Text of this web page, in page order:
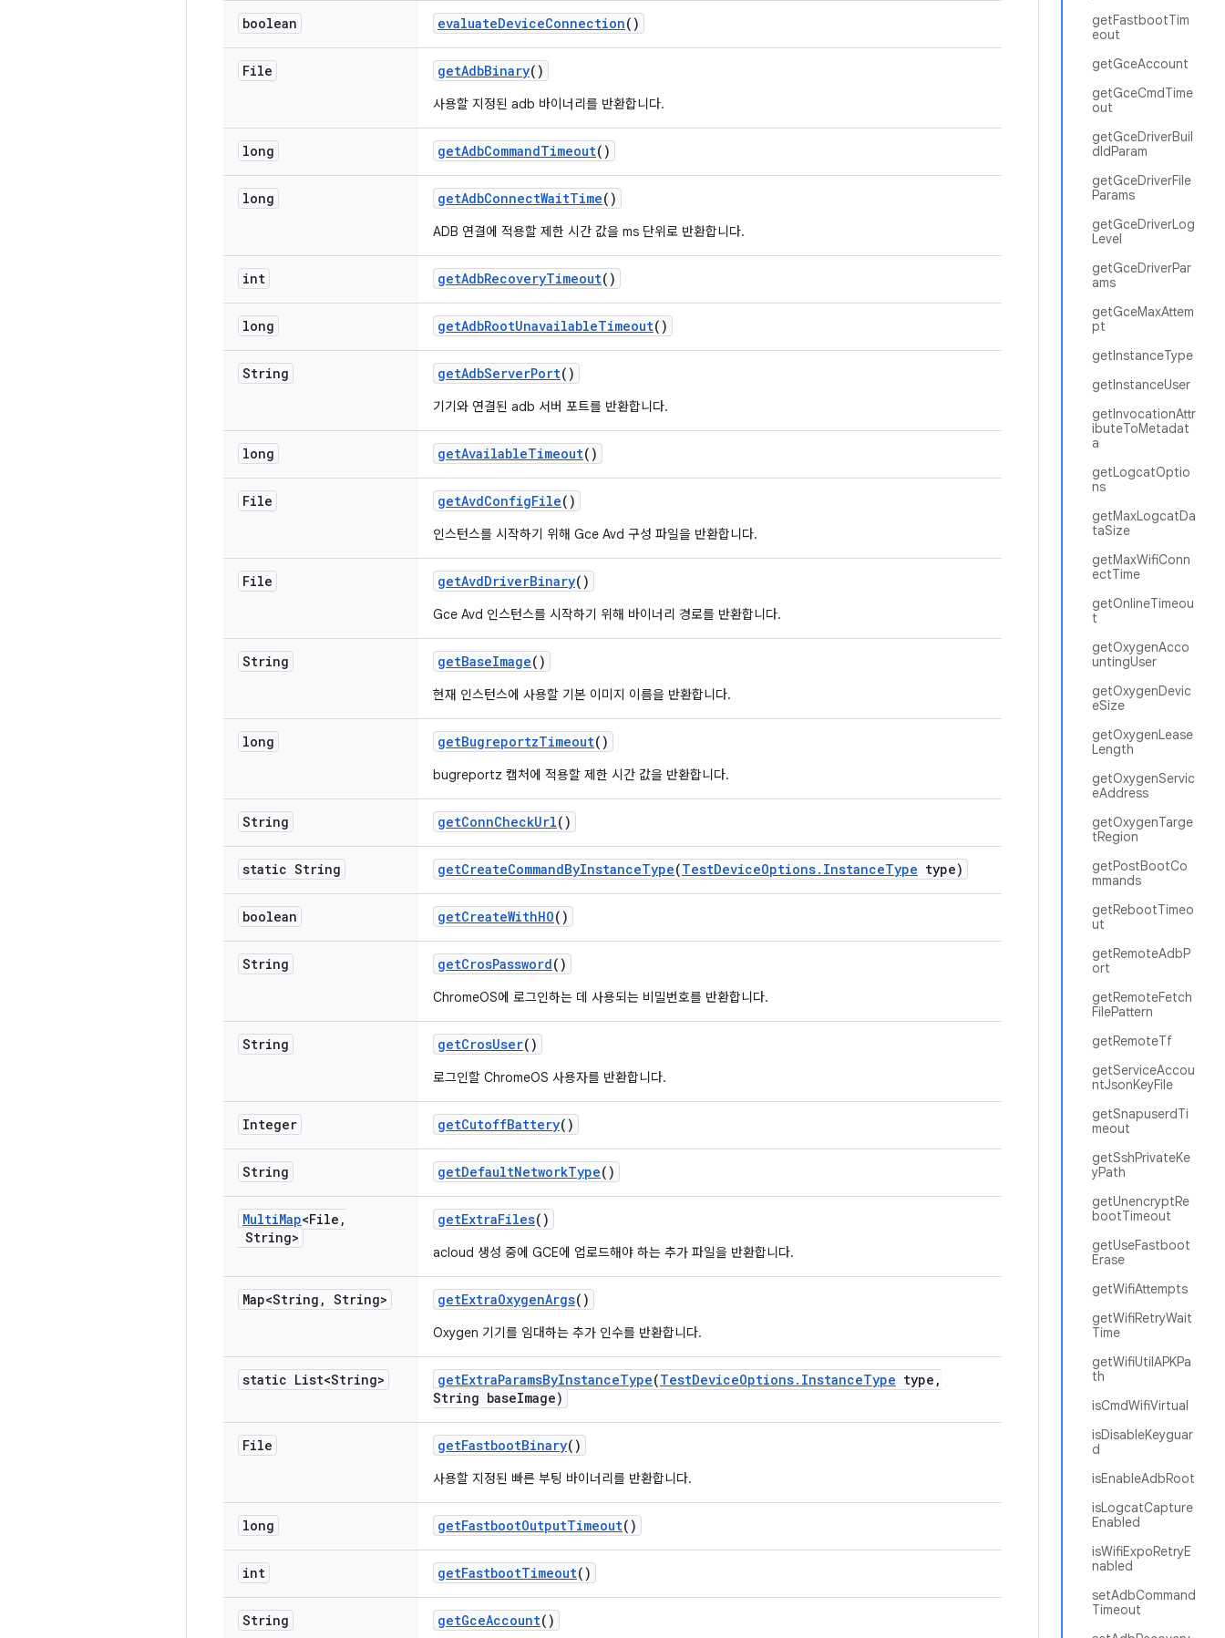
getFastbootTim
eout
getGceAccount
getGceCmdTime
out
getGceDriverBuil
dIdParam
getGceDriverFile
Params
getGceDriverLog
Level
getGceDriverPar
ams
getGceMaxAttem
pt
getInstanceType
getInstanceUser
getInvocationAttr
ibuteToMetadat
a
getLogcatOptio
ns
getMaxLogcatDa
taSize
getMaxWifiConn
ectTime
getOnlineTimeou
t
getOxygenAcco
untingUser
getOxygenDevic
eSize
getOxygenLease
Length
getOxygenServic
eAddress
getOxygenTarge
tRegion
getPostBootCo
mmands
getRebootTimeo
ut
getRemoteAdbP
ort
getRemoteFetch
FilePattern
getRemoteTf
getServiceAccou
ntJsonKeyFile
getSnapuserdTi
meout
getSshPrivateKe
yPath
getUnencryptRe
bootTimeout
getUseFastboot
Erase
getWifiAttempts
getWifiRetryWait
Time
getWifiUtilAPKPa
th
isCmdWifiVirtual
isDisableKeyguar
d
isEnableAdbRoot
isLogcatCapture
Enabled
isWifiExpoRetryE
nabled
setAdbCommand
Timeout
boolean evaluateDeviceConnection()
File getAdbBinary()
사용할 지정된 adb 바이너리를 반환합니다.
long getAdbCommandTimeout()
long getAdbConnectWaitTime()
ADB 연결에 적용할 제한 시간 값을 ms 단위로 반환합니다.
int getAdbRecoveryTimeout()
long getAdbRootUnavailableTimeout()
String getAdbServerPort()
기기와 연결된 adb 서버 포트를 반환합니다.
long getAvailableTimeout()
File getAvdConfigFile()
인스턴스를 시작하기 위해 Gce Avd 구성 파일을 반환합니다.
File getAvdDriverBinary()
Gce Avd 인스턴스를 시작하기 위해 바이너리 경로를 반환합니다.
String getBaseImage()
현재 인스턴스에 사용할 기본 이미지 이름을 반환합니다.
long getBugreportzTimeout()
bugreportz 캡처에 적용할 제한 시간 값을 반환합니다.
String getConnCheckUrl()
static String getCreateCommandByInstanceType(TestDeviceOptions. InstanceType type)
boolean getCreateWithHO()
String getCrosPassword()
ChromeOS에 로그인하는 데 사용되는 비밀번호를 반환합니다.
String getCrosUser()
로그인할 ChromeOS 사용자를 반환합니다.
Integer getCutoffBattery()
String getDefaultNetworkType()
MultiMap<File ,
String>
getExtraFiles()
acloud 생성 중에 GCE에 업로드해야 하는 추가 파일을 반환합니다.
Map<String , String> getExtraOxygenArgs()
Oxygen 기기를 임대하는 추가 인수를 반환합니다.
static List<String> getExtraParamsByInstanceType(TestDeviceOptions. InstanceType type ,
String baseImage)
File getFastbootBinary()
사용할 지정된 빠른 부팅 바이너리를 반환합니다.
long getFastbootOutputTimeout()
int getFastbootTimeout()
String getGceAccount()